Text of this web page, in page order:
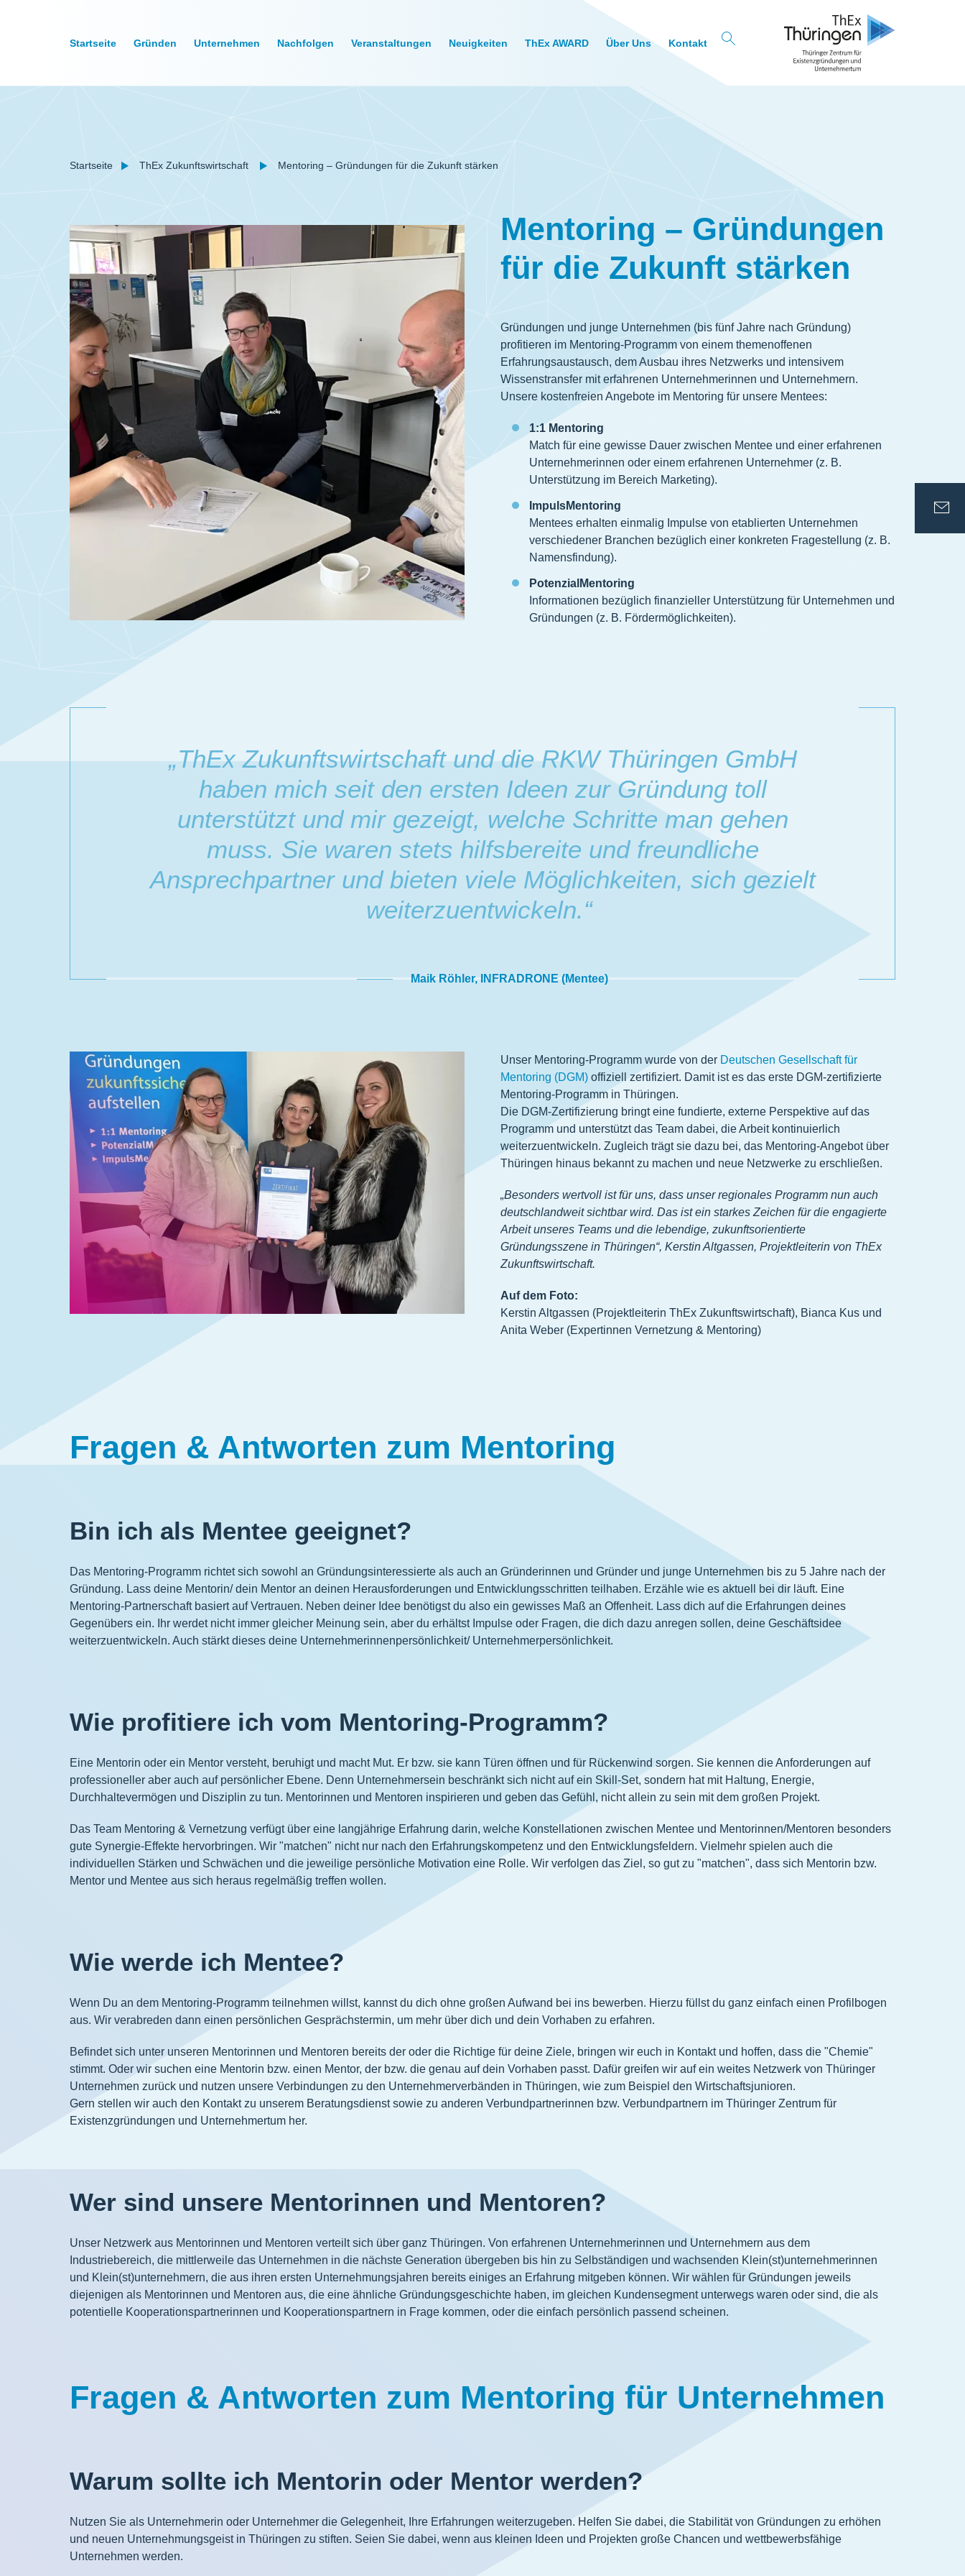
Startseite Gründen Unternehmen Nachfolgen Veranstaltungen Neuigkeiten ThEx AWARD Über Uns Kontakt
Startseite ThEx Zukunftswirtschaft Mentoring – Gründungen für die Zukunft stärken
Mentoring – Gründungen
für die Zukunft stärken
Gründungen und junge Unternehmen (bis fünf Jahre nach Gründung)
profitieren im Mentoring-Programm von einem themenoffenen
Erfahrungsaustausch, dem Ausbau ihres Netzwerks und intensivem
Wissenstransfer mit erfahrenen Unternehmerinnen und Unternehmern.
Unsere kostenfreien Angebote im Mentoring für unsere Mentees:
1:1 Mentoring
Match für eine gewisse Dauer zwischen Mentee und einer erfahrenen
Unternehmerinnen oder einem erfahrenen Unternehmer (z. B.
Unterstützung im Bereich Marketing).
ImpulsMentoring
Mentees erhalten einmalig Impulse von etablierten Unternehmen
verschiedener Branchen bezüglich einer konkreten Fragestellung (z. B.
Namensfindung).
PotenzialMentoring
Informationen bezüglich finanzieller Unterstützung für Unternehmen und
Gründungen (z. B. Fördermöglichkeiten).
„ThEx Zukunftswirtschaft und die RKW Thüringen GmbH
haben mich seit den ersten Ideen zur Gründung toll
unterstützt und mir gezeigt, welche Schritte man gehen
muss. Sie waren stets hilfsbereite und freundliche
Ansprechpartner und bieten viele Möglichkeiten, sich gezielt
weiterzuentwickeln.“
Maik Röhler, INFRADRONE (Mentee)
Unser Mentoring-Programm wurde von der Deutschen Gesellschaft für
Mentoring (DGM) offiziell zertifiziert. Damit ist es das erste DGM-zertifizierte
Mentoring-Programm in Thüringen.
Die DGM-Zertifizierung bringt eine fundierte, externe Perspektive auf das
Programm und unterstützt das Team dabei, die Arbeit kontinuierlich
weiterzuentwickeln. Zugleich trägt sie dazu bei, das Mentoring-Angebot über
Thüringen hinaus bekannt zu machen und neue Netzwerke zu erschließen.
„Besonders wertvoll ist für uns, dass unser regionales Programm nun auch
deutschlandweit sichtbar wird. Das ist ein starkes Zeichen für die engagierte
Arbeit unseres Teams und die lebendige, zukunftsorientierte
Gründungsszene in Thüringen“, Kerstin Altgassen, Projektleiterin von ThEx
Zukunftswirtschaft.
Auf dem Foto:
Kerstin Altgassen (Projektleiterin ThEx Zukunftswirtschaft), Bianca Kus und
Anita Weber (Expertinnen Vernetzung & Mentoring)
Fragen & Antworten zum Mentoring
Bin ich als Mentee geeignet?
Das Mentoring-Programm richtet sich sowohl an Gründungsinteressierte als auch an Gründerinnen und Gründer und junge Unternehmen bis zu 5 Jahre nach der
Gründung. Lass deine Mentorin/ dein Mentor an deinen Herausforderungen und Entwicklungsschritten teilhaben. Erzähle wie es aktuell bei dir läuft. Eine
Mentoring-Partnerschaft basiert auf Vertrauen. Neben deiner Idee benötigst du also ein gewisses Maß an Offenheit. Lass dich auf die Erfahrungen deines
Gegenübers ein. Ihr werdet nicht immer gleicher Meinung sein, aber du erhältst Impulse oder Fragen, die dich dazu anregen sollen, deine Geschäftsidee
weiterzuentwickeln. Auch stärkt dieses deine Unternehmerinnenpersönlichkeit/ Unternehmerpersönlichkeit.
Wie profitiere ich vom Mentoring-Programm?
Eine Mentorin oder ein Mentor versteht, beruhigt und macht Mut. Er bzw. sie kann Türen öffnen und für Rückenwind sorgen. Sie kennen die Anforderungen auf
professioneller aber auch auf persönlicher Ebene. Denn Unternehmersein beschränkt sich nicht auf ein Skill-Set, sondern hat mit Haltung, Energie,
Durchhaltevermögen und Disziplin zu tun. Mentorinnen und Mentoren inspirieren und geben das Gefühl, nicht allein zu sein mit dem großen Projekt.
Das Team Mentoring & Vernetzung verfügt über eine langjährige Erfahrung darin, welche Konstellationen zwischen Mentee und Mentorinnen/Mentoren besonders
gute Synergie-Effekte hervorbringen. Wir "matchen" nicht nur nach den Erfahrungskompetenz und den Entwicklungsfeldern. Vielmehr spielen auch die
individuellen Stärken und Schwächen und die jeweilige persönliche Motivation eine Rolle. Wir verfolgen das Ziel, so gut zu "matchen", dass sich Mentorin bzw.
Mentor und Mentee aus sich heraus regelmäßig treffen wollen.
Wie werde ich Mentee?
Wenn Du an dem Mentoring-Programm teilnehmen willst, kannst du dich ohne großen Aufwand bei ins bewerben. Hierzu füllst du ganz einfach einen Profilbogen
aus. Wir verabreden dann einen persönlichen Gesprächstermin, um mehr über dich und dein Vorhaben zu erfahren.
Befindet sich unter unseren Mentorinnen und Mentoren bereits der oder die Richtige für deine Ziele, bringen wir euch in Kontakt und hoffen, dass die "Chemie"
stimmt. Oder wir suchen eine Mentorin bzw. einen Mentor, der bzw. die genau auf dein Vorhaben passt. Dafür greifen wir auf ein weites Netzwerk von Thüringer
Unternehmen zurück und nutzen unsere Verbindungen zu den Unternehmerverbänden in Thüringen, wie zum Beispiel den Wirtschaftsjunioren.
Gern stellen wir auch den Kontakt zu unserem Beratungsdienst sowie zu anderen Verbundpartnerinnen bzw. Verbundpartnern im Thüringer Zentrum für
Existenzgründungen und Unternehmertum her.
Wer sind unsere Mentorinnen und Mentoren?
Unser Netzwerk aus Mentorinnen und Mentoren verteilt sich über ganz Thüringen. Von erfahrenen Unternehmerinnen und Unternehmern aus dem
Industriebereich, die mittlerweile das Unternehmen in die nächste Generation übergeben bis hin zu Selbständigen und wachsenden Klein(st)unternehmerinnen
und Klein(st)unternehmern, die aus ihren ersten Unternehmungsjahren bereits einiges an Erfahrung mitgeben können. Wir wählen für Gründungen jeweils
diejenigen als Mentorinnen und Mentoren aus, die eine ähnliche Gründungsgeschichte haben, im gleichen Kundensegment unterwegs waren oder sind, die als
potentielle Kooperationspartnerinnen und Kooperationspartnern in Frage kommen, oder die einfach persönlich passend scheinen.
Fragen & Antworten zum Mentoring für Unternehmen
Warum sollte ich Mentorin oder Mentor werden?
Nutzen Sie als Unternehmerin oder Unternehmer die Gelegenheit, Ihre Erfahrungen weiterzugeben. Helfen Sie dabei, die Stabilität von Gründungen zu erhöhen
und neuen Unternehmungsgeist in Thüringen zu stiften. Seien Sie dabei, wenn aus kleinen Ideen und Projekten große Chancen und wettbewerbsfähige
Unternehmen werden.